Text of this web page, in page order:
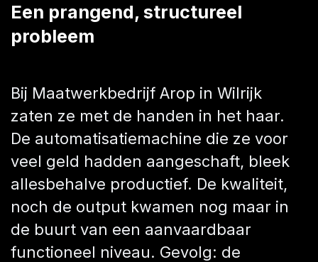
Een prangend, structureel
probleem
Bij Maatwerkbedrijf Arop in Wilrijk
zaten ze met de handen in het haar.
De automatisatiemachine die ze voor
veel geld hadden aangeschaft, bleek
allesbehalve productief. De kwaliteit,
noch de output kwamen nog maar in
de buurt van een aanvaardbaar
functioneel niveau. Gevolg: de